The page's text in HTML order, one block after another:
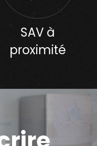
SAV à
proximité